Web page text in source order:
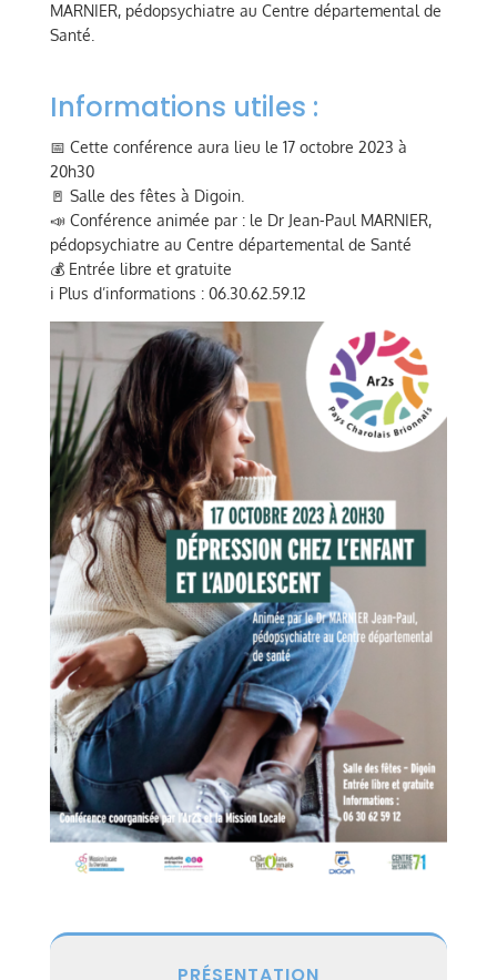
MARNIER, pédopsychiatre au Centre départemental de
Santé.
Informations utiles :
📅 Cette conférence aura lieu le 17 octobre 2023 à
20h30
🚪 Salle des fêtes à Digoin.
📣 Conférence animée par : le Dr Jean-Paul MARNIER,
pédopsychiatre au Centre départemental de Santé
💰 Entrée libre et gratuite
ℹ️ Plus d’informations : 06.30.62.59.12